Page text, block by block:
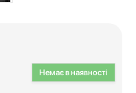
Немає в наявності